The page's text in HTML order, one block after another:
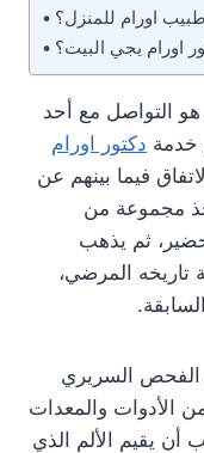
اورام للمنزل؟
اورام يجي البيت؟
التواصل مع أحد
خدمة دكتور اورام
فيما بينهم عن
مجموعة من
ثم يذهب
تاريخه المرضي،
الفحص السريري
الأدوات والمعدات
أن يقيم الألم الذي